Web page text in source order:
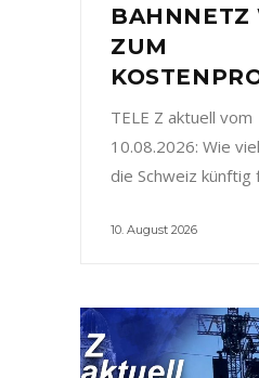
BAHNNETZ
ZUM
TELE Z aktuell vom
10.08.2026: Wie
die Schweiz künftig
10. August 2026